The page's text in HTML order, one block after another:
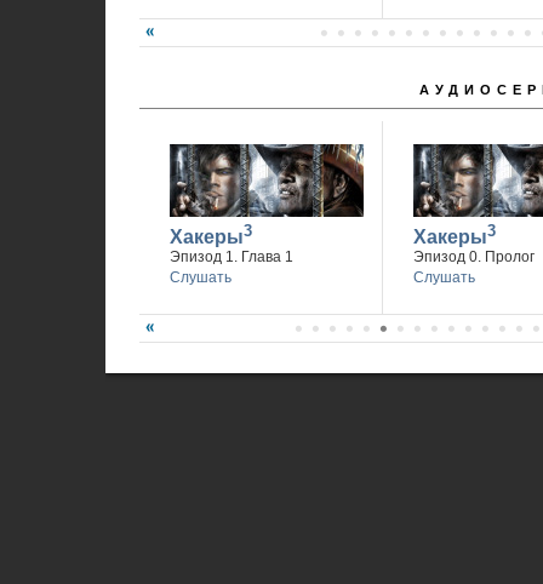
Хакеры3
Эпизод 1. Глава 1
Слушать
Хакеры3
Эпизод 0. Пролог
Слушать